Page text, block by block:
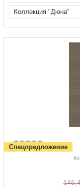
Коллекция "Дюна"
Спецпредложение